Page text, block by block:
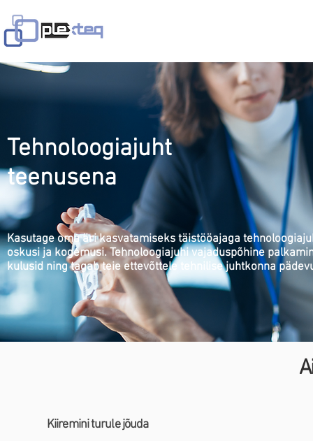
Tehnoloogiajuht
teenusena
Kasutage oma äri kasvatamiseks täistööajaga
oskusi ja kogemusi. Tehnoloogiajuhi vajaduspõhine
kulusid ning tagab teie ettevõttele tehnilise juhtkonna
Kiiremini turule jõuda